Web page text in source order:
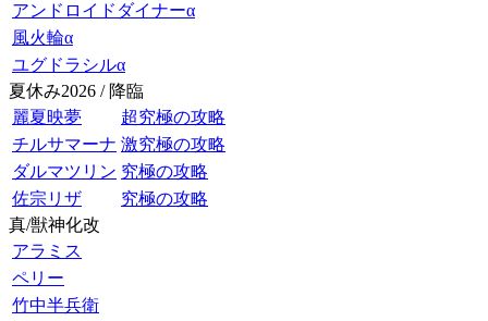
アンドロイドダイナーα
風火輪α
ユグドラシルα
夏休み2026 / 降臨
麗夏映夢
超究極の攻略
チルサマーナ 激究極の攻略
ダルマツリン 究極の攻略
佐宗リザ
究極の攻略
真/獣神化改
アラミス
ペリー
竹中半兵衛